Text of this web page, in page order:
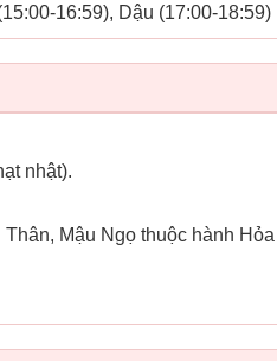
16:59), Dậu (17:00-18:59)
nhật).
Mậu Ngọ thuộc hành